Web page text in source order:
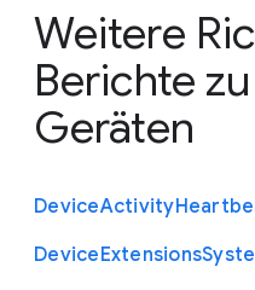
Weitere
Berichte
Geräten
DeviceActivity
DeviceExtensions